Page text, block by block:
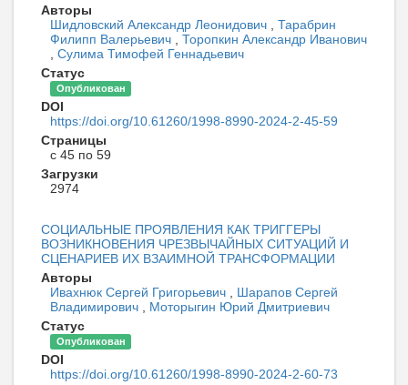
Авторы
Шидловский Александр Леонидович
Тарабрин
Филипп Валерьевич
Торопкин Александр Иванович
Сулима Тимофей Геннадьевич
Статус
Опубликован
DOI
https://doi.org/10.61260/1998-8990-2024-2-45-59
Страницы
с 45 по 59
Загрузки
2974
СОЦИАЛЬНЫЕ ПРОЯВЛЕНИЯ КАК ТРИГГЕРЫ
ВОЗНИКНОВЕНИЯ ЧРЕЗВЫЧАЙНЫХ СИТУАЦИЙ И
СЦЕНАРИЕВ ИХ ВЗАИМНОЙ ТРАНСФОРМАЦИИ
Авторы
Ивахнюк Сергей Григорьевич
Шарапов Сергей
Владимирович
Моторыгин Юрий Дмитриевич
Статус
Опубликован
DOI
https://doi.org/10.61260/1998-8990-2024-2-60-73